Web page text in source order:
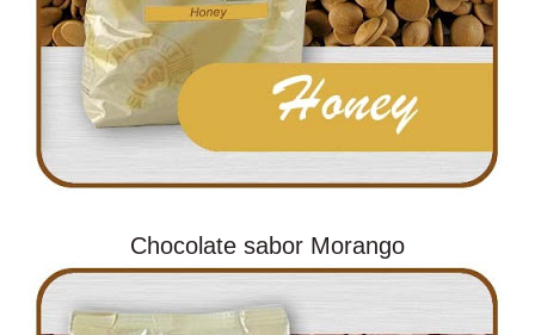
Chocolate sabor Morango